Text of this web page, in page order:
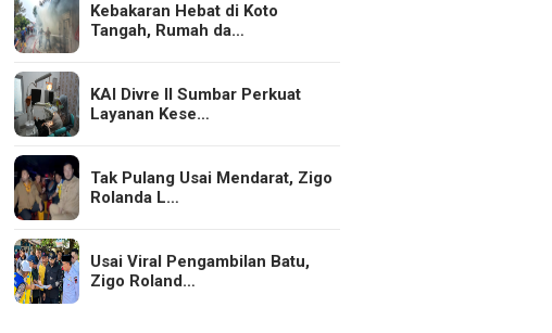
Kebakaran Hebat di Koto
Tangah, Rumah da…
KAI Divre II Sumbar Perkuat
Layanan Kese…
Tak Pulang Usai Mendarat, Zigo
Rolanda L…
Usai Viral Pengambilan Batu,
Zigo Roland…